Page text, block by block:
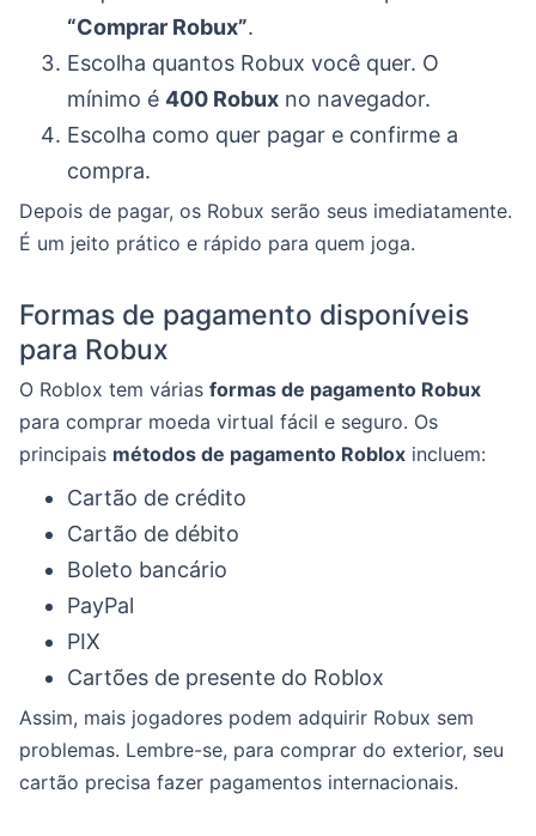
“Comprar Robux”.
Escolha quantos Robux você quer. O
mínimo é 400 Robux no navegador.
Escolha como quer pagar e confirme a
compra.
Depois de pagar, os Robux serão seus imediatamente.
É um jeito prático e rápido para quem joga.
Formas de pagamento disponíveis
para Robux
O Roblox tem várias formas de pagamento Robux
para comprar moeda virtual fácil e seguro. Os
principais métodos de pagamento Roblox incluem:
Cartão de crédito
Cartão de débito
Boleto bancário
PayPal
PIX
Cartões de presente do Roblox
Assim, mais jogadores podem adquirir Robux sem
problemas. Lembre-se, para comprar do exterior, seu
cartão precisa fazer pagamentos internacionais.